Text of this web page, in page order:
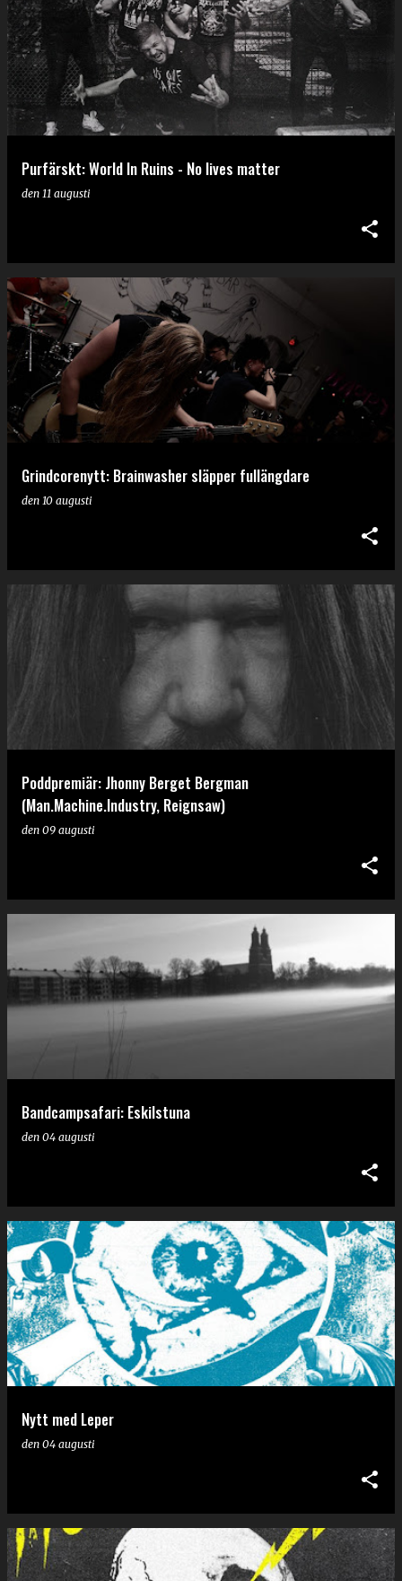
Purfärskt: World In Ruins - No lives matter
den 11 augusti
Grindcorenytt: Brainwasher släpper fullängdare
den 10 augusti
Poddpremiär: Jhonny Berget Bergman
(Man.Machine.Industry, Reignsaw)
den 09 augusti
Bandcampsafari: Eskilstuna
den 04 augusti
Nytt med Leper
den 04 augusti